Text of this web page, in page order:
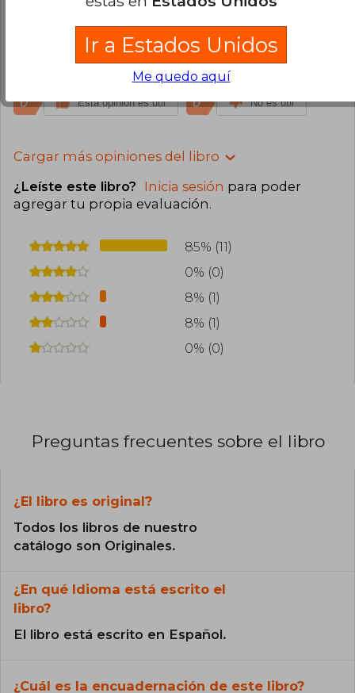
Excelente libro, muy directo, muy honesto y una
excelente cachetada para despertar
0 Esta opinión es útil 0 No es útil
Cargar más opiniones del libro
¿Leíste este libro? Inicia sesión para poder
agregar tu propia evaluación.
85% (11)
0% (0)
8% (1)
8% (1)
0% (0)
Preguntas frecuentes sobre el libro
¿El libro es original?
Todos los libros de nuestro
catálogo son Originales.
¿En qué Idioma está escrito el
libro?
El libro está escrito en Español.
¿Cuál es la encuadernación de este libro?
Ir a Estados Unidos
Me quedo aquí